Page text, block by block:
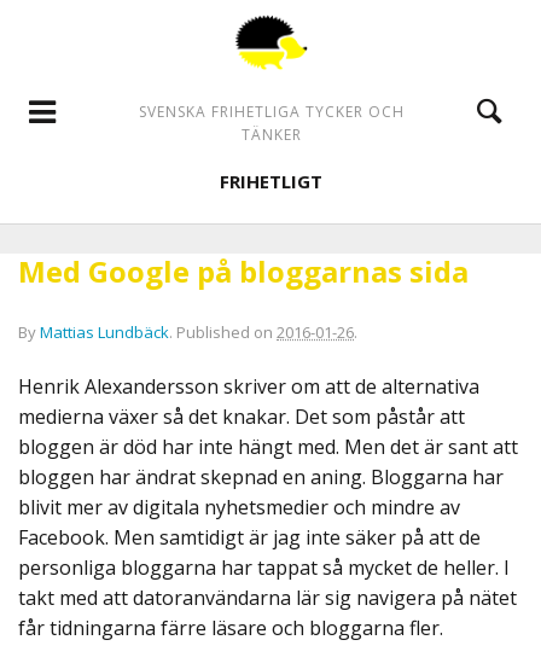
SVENSKA FRIHETLIGA TYCKER OCH
TÄNKER
FRIHETLIGT
Med Google på bloggarnas sida
ByMattias Lundbäck. Published on 2016-01-26.
Henrik Alexandersson skriver om att de alternativa
medierna växer så det knakar. Det som påstår att
bloggen är död har inte hängt med. Men det är sant att
bloggen har ändrat skepnad en aning. Bloggarna har
blivit mer av digitala nyhetsmedier och mindre av
Facebook. Men samtidigt är jag inte säker på att de
personliga bloggarna har tappat så mycket de heller. I
takt med att datoranvändarna lär sig navigera på nätet
får tidningarna färre läsare och bloggarna fler.